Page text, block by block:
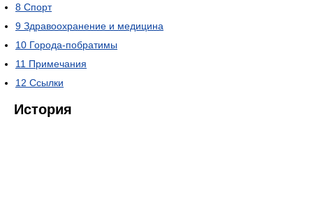
8 Спорт
9 Здравоохранение и медицина
10 Города-побратимы
11 Примечания
12 Ссылки
История